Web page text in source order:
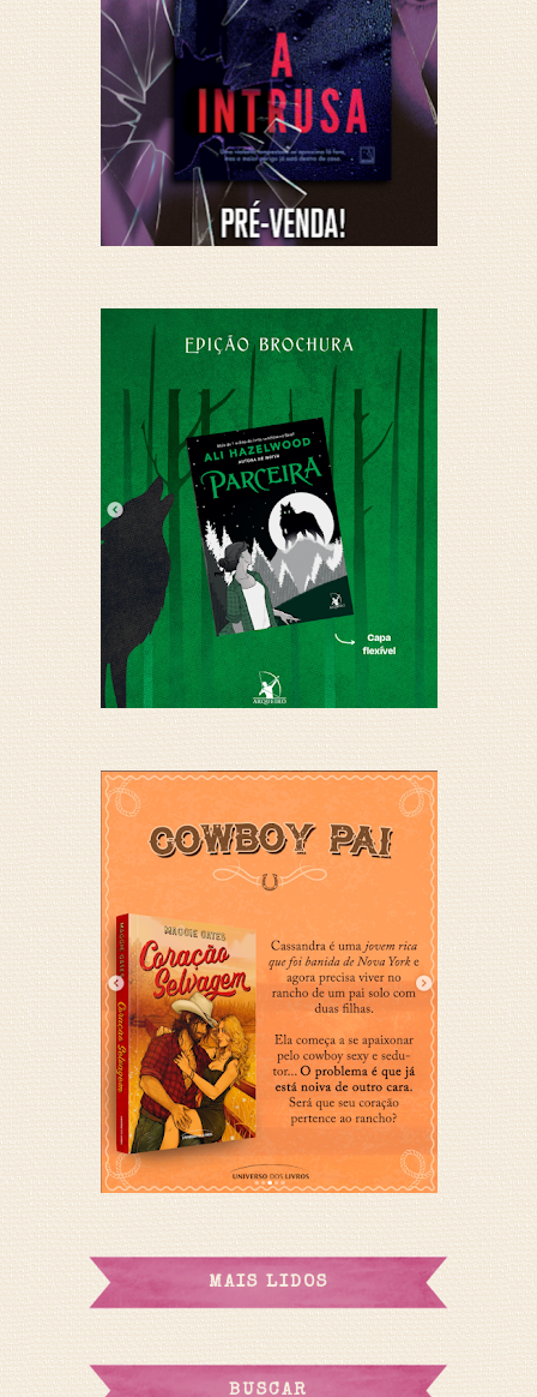
MAIS LIDOS
BUSCAR